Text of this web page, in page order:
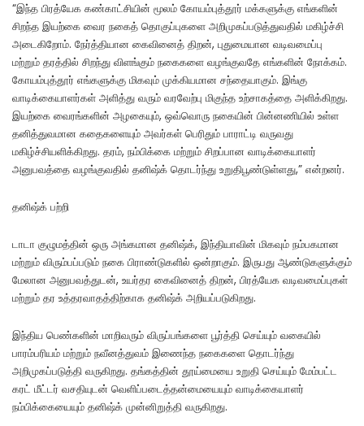
“இந்த பிரத்யேக கண்காட்சியின் மூலம் கோயம்புத்தூர் மக்களுக்கு எங்களின்
சிறந்த இயற்கை வைர நகைத் தொகுப்புகளை அறிமுகப்படுத்துவதில் மகிழ்ச்சி
அடைகிறோம். நேர்த்தியான கைவினைத் திறன், புதுமையான வடிவமைப்பு
மற்றும் தரத்தில் சிறந்து விளங்கும் நகைகளை வழங்குவதே எங்களின் நோக்கம்.
கோயம்புத்தூர் எங்களுக்கு மிகவும் முக்கியமான சந்தையாகும். இங்கு
வாடிக்கையாளர்கள் அளித்து வரும் வரவேற்பு மிகுந்த உற்சாகத்தை அளிக்கிறது.
இயற்கை வைரங்களின் அழகையும், ஒவ்வொரு நகையின் பின்னணியில் உள்ள
தனித்துவமான கதைகளையும் அவர்கள் பெரிதும் பாராட்டி வருவது
மகிழ்ச்சியளிக்கிறது. தரம், நம்பிக்கை மற்றும் சிறப்பான வாடிக்கையாளர்
அனுபவத்தை வழங்குவதில் தனிஷ்க் தொடர்ந்து உறுதிபூண்டுள்ளது,” என்றனர்.
தனிஷ்க் பற்றி
டாடா குழுமத்தின் ஒரு அங்கமான தனிஷ்க், இந்தியாவின் மிகவும் நம்பகமான
மற்றும் விரும்பப்படும் நகை பிராண்டுகளில் ஒன்றாகும். இருபது ஆண்டுகளுக்கும்
மேலான அனுபவத்துடன், உயர்தர கைவினைத் திறன், பிரத்யேக வடிவமைப்புகள்
மற்றும் தர உத்தரவாதத்திற்காக தனிஷ்க் அறியப்படுகிறது.
இந்திய பெண்களின் மாறிவரும் விருப்பங்களை பூர்த்தி செய்யும் வகையில்
பாரம்பரியம் மற்றும் நவீனத்துவம் இணைந்த நகைகளை தொடர்ந்து
அறிமுகப்படுத்தி வருகிறது. தங்கத்தின் தூய்மையை உறுதி செய்யும் மேம்பட்ட
கரட் மீட்டர் வசதியுடன் வெளிப்படைத்தன்மையையும் வாடிக்கையாளர்
நம்பிக்கையையும் தனிஷ்க் முன்னிறுத்தி வருகிறது.